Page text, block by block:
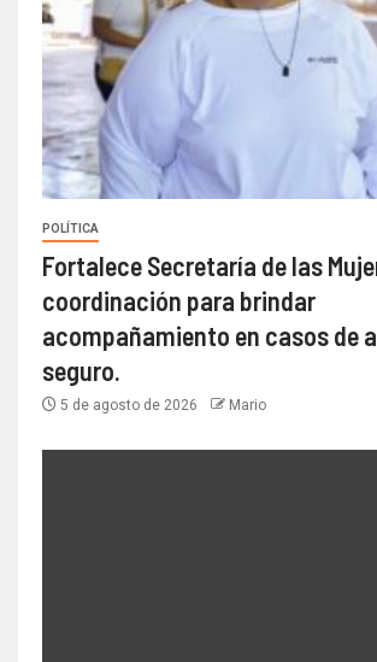
POLÍTICA
Fortalece Secretaría de las
coordinación para brindar
acompañamiento en casos de
seguro.
5 de agosto de 2026 Mario